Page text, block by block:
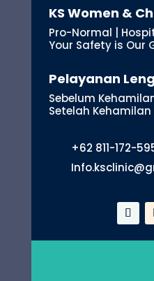
KS Women &
Pro-Normal |
Your Safety is Our
Pelayanan
Sebelum
Setelah Kehamilan
+62 811-172-